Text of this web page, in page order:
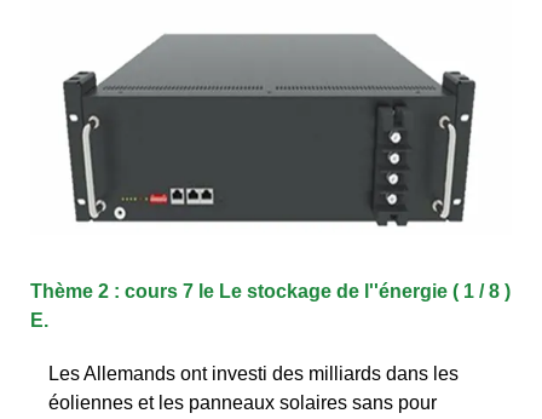
Thème 2 : cours 7 le Le stockage de l''énergie ( 1 / 8 )
E.
Les Allemands ont investi des milliards dans les
éoliennes et les panneaux solaires sans pour